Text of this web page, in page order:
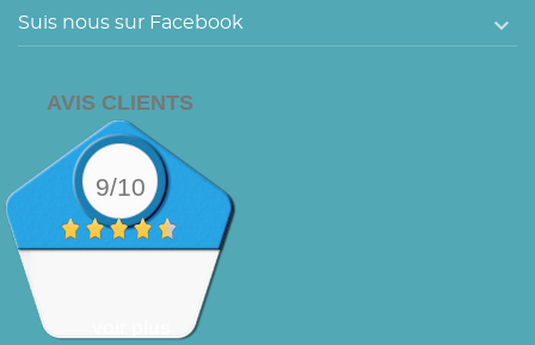
Suis nous sur Facebook 
AVIS CLIENTS
9/10